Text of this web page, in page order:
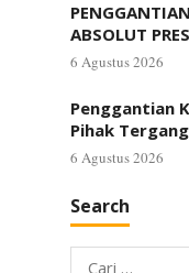
ABSOLUT
6 Agustus 2026
Penggantian
Pihak
6 Agustus 2026
Search
Cari